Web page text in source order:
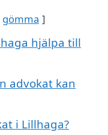
gömma
hjälpa till
advokat kan
i Lillhaga?